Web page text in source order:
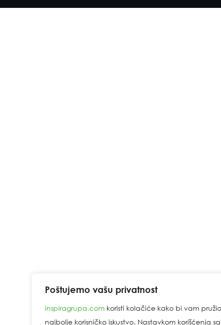
Poštujemo vašu privatnost
inspiragrupa.com koristi kolačiće kako bi vam pružio
najbolje korisničko iskustvo. Nastavkom korišćenja